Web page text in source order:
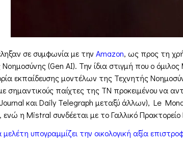
σε συμφωνία με την Amazon, ως προς τη
(Gen AI). Την ίδια στιγμή που ο
εκπαίδευσης μοντέλων της Τεχνητής
σημαντικούς παίχτες της ΤΝ προκειμένου να
και Daily Telegraph μεταξύ άλλων), Le
η Mistral συνδέεται με το Γαλλικό
υπογραμμίζει την οικολογική αξία